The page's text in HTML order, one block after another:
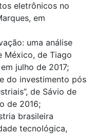
eletrônicos no
em
uma análise
México, de Tiago
julho de 2017;
do investimento pós
de Sávio de
de 2016;
brasileira
tecnológica,